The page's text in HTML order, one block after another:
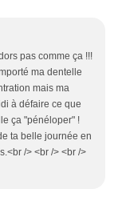
pas comme ça !!!
ma dentelle
mais ma
à défaire ce que
ça "pénéloper" !
ta belle journée en
/> <br /> <br />